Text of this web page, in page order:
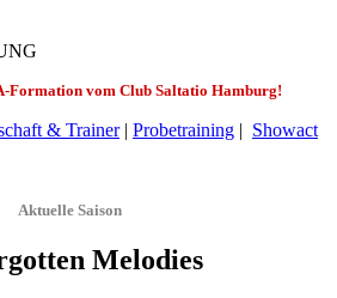
Formation vom Club Saltatio Hamburg!
& Trainer| Probetraining | Showact
Aktuelle Saison
Melodies